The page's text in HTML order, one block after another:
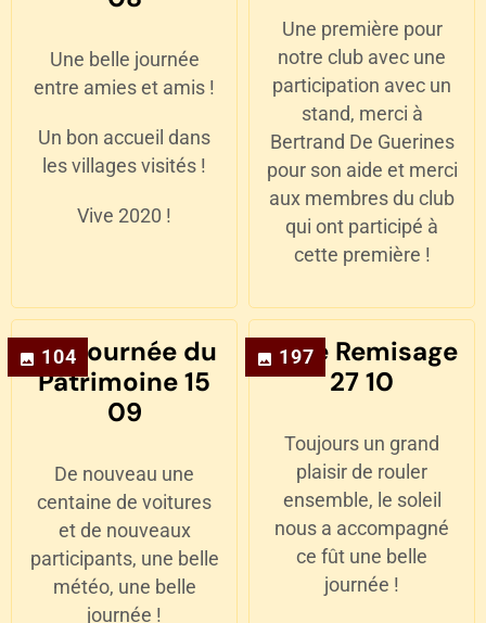
Une belle journée
entre amies et amis !
Un bon accueil dans
les villages visités !
Vive 2020 !
Une première pour
notre club avec une
participation avec un
stand, merci à
Bertrand De Guerines
pour son aide et merci
aux membres du club
qui ont participé à
cette première !
104
09 Journée du
Patrimoine 15
09
De nouveau une
centaine de voitures
et de nouveaux
participants, une belle
météo, une belle
journée !
197
10 Le Remisage
27 10
Toujours un grand
plaisir de rouler
ensemble, le soleil
nous a accompagné
ce fût une belle
journée !